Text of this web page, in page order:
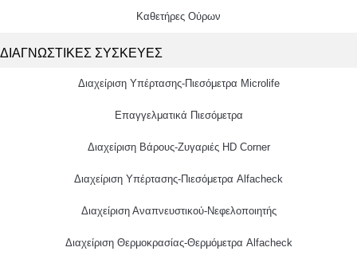
Καθετήρες Ούρων
ΔΙΑΓΝΩΣΤΙΚΕΣ ΣΥΣΚΕΥΕΣ
Διαχείριση Υπέρτασης-Πιεσόμετρα Microlife
Επαγγελματικά Πιεσόμετρα
Διαχείριση Βάρους-Ζυγαριές HD Corner
Διαχείριση Υπέρτασης-Πιεσόμετρα Alfacheck
Διαχείριση Αναπνευστικού-Νεφελοποιητής
Διαχείριση Θερμοκρασίας-Θερμόμετρα Alfacheck